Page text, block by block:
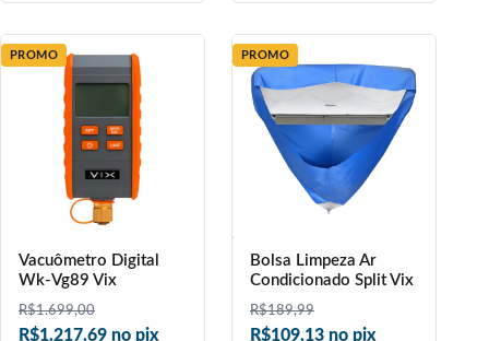
PROMO
Vacuômetro Digital
Wk-Vg89 Vix
R$1.699,00
R$1.217,69 no pix
PROMO
Bolsa Limpeza Ar
Condicionado Split Vix
R$189,99
R$109,13 no pix